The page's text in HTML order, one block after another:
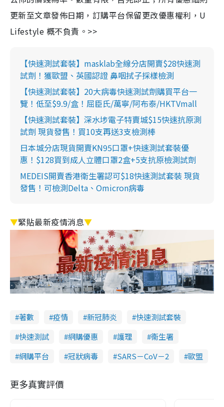
更新至文章發佈日期，訂購平台保留更改優惠權利，U
Lifestyle 概不負責。>>
【快速測試套裝】masklab全線分店開賣$28快速測
試劑！獲歐盟、英國認證 鼻咽拭子採樣檢測
【快速測試套裝】20大病毒快速測試劑購買平台一
覽！低至$9.9/盒！屈臣氏/萬寧/阿布泰/HKTVmall
【快速測試套裝】深水埗電子特賣城$15快速抗原測
試劑 現貨發售！買10支再送3支檢測棒
日本城分店現貨開賣KN95口罩+快速測試套裝優
惠！$128買到成人立體口罩2盒+5支抗原檢測試劑
MEDEIS開賣香港衛生署認可$18快速測試套裝 現貨
發售！可檢測Delta、Omicron病毒
▼緊貼最新疫情消息▼
著數 疫情 新冠肺炎
快速測試套裝
快速測試
網購優惠 護理
衞生署
網購平台
冠狀病毒 SARS－CoV－2 歐盟
更多真實評價